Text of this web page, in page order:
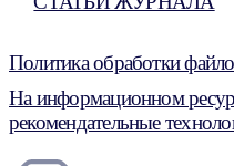
Политика обработки
На информационном
рекомендательные